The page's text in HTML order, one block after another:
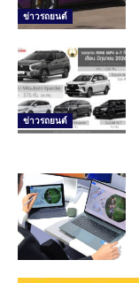
ข่าวรถยนต์
ข่าวรถยนต์